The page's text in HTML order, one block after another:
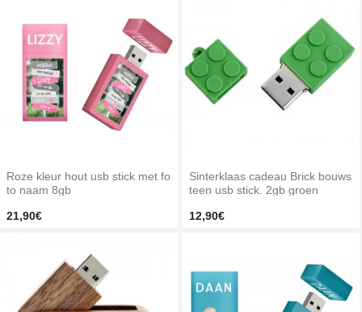
Roze kleur hout usb stick met fo
to naam 8gb
21,90€
Sinterklaas cadeau Brick bouws
teen usb stick. 2gb groen
12,90€